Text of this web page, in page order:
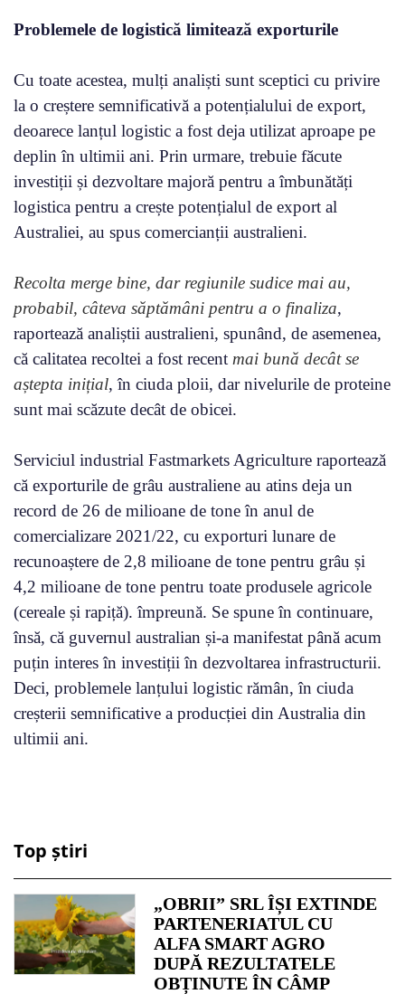
Problemele de logistică limitează exporturile
Cu toate acestea, mulți analiști sunt sceptici cu privire
la o creștere semnificativă a potențialului de export,
deoarece lanțul logistic a fost deja utilizat aproape pe
deplin în ultimii ani. Prin urmare, trebuie făcute
investiții și dezvoltare majoră pentru a îmbunătăți
logistica pentru a crește potențialul de export al
Australiei, au spus comercianții australieni.
Recolta merge bine, dar regiunile sudice mai au,
probabil, câteva săptămâni pentru a o finaliza,
raportează analiștii australieni, spunând, de asemenea,
că calitatea recoltei a fost recent mai bună decât se
aștepta inițial, în ciuda ploii, dar nivelurile de proteine
​​sunt mai scăzute decât de obicei.
Serviciul industrial Fastmarkets Agriculture raportează
că exporturile de grâu australiene au atins deja un
record de 26 de milioane de tone în anul de
comercializare 2021/22, cu exporturi lunare de
recunoaștere de 2,8 milioane de tone pentru grâu și
4,2 milioane de tone pentru toate produsele agricole
(cereale și rapiță). împreună. Se spune în continuare,
însă, că guvernul australian și-a manifestat până acum
puțin interes în investiții în dezvoltarea infrastructurii.
Deci, problemele lanțului logistic rămân, în ciuda
creșterii semnificative a producției din Australia din
ultimii ani.
Top știri
„OBRII” SRL ÎȘI EXTINDE
PARTENERIATUL CU
ALFA SMART AGRO
DUPĂ REZULTATELE
OBȚINUTE ÎN CÂMP